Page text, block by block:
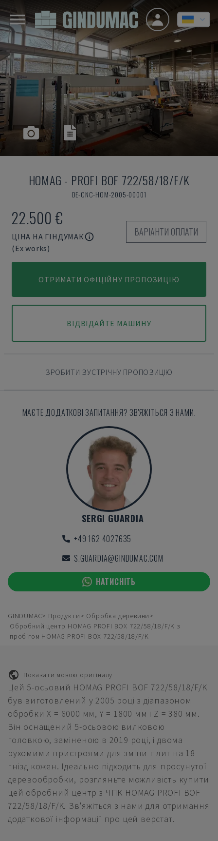
HOMAG - PROFI BOF 722/58/18/F/K
DE-CNC-HOM-2005-00001
22.500 €
ЦІНА НА ГІНДУМАК
(Ex works)
ВАРІАНТИ ОПЛАТИ
ОТРИМАТИ ОФІЦІЙНУ ПРОПОЗИЦІЮ
ВІДВІДАЙТЕ МАШИНУ
ЗРОБИТИ ЗУСТРІЧНУ ПРОПОЗИЦІЮ
МАЄТЕ ДОДАТКОВІ ЗАПИТАННЯ? ЗВ'ЯЖІТЬСЯ З НАМИ.
SERGI GUARDIA
+49 162 4027635
S.GUARDIA@GINDUMAC.COM
НАТИСНІТЬ
GINDUMAC Продукти
Обробка деревини
Обробний центр HOMAG PROFI BOX 722/58/18/F/K з
пробігом HOMAG PROFI BOX 722/58/18/F/K
Показати мовою оригіналу
Цей 5-осьовий HOMAG PROFI BOF 722/58/18/F/K
був виготовлений у 2005 році з діапазоном
обробки X = 6000 мм, Y = 1800 мм і Z = 380 мм.
Він оснащений 5-осьовою вилковою
головкою, заміненою в 2019 році, і двома
рухомими пристроями для зміни плит на 18
гнізд кожен. Ідеально підходить для просунутої
деревообробки, розгляньте можливість купити
цей обробний центр з ЧПК HOMAG PROFI BOF
722/58/18/F/K. Зв'яжіться з нами для отримання
додаткової інформації про цей верстат.